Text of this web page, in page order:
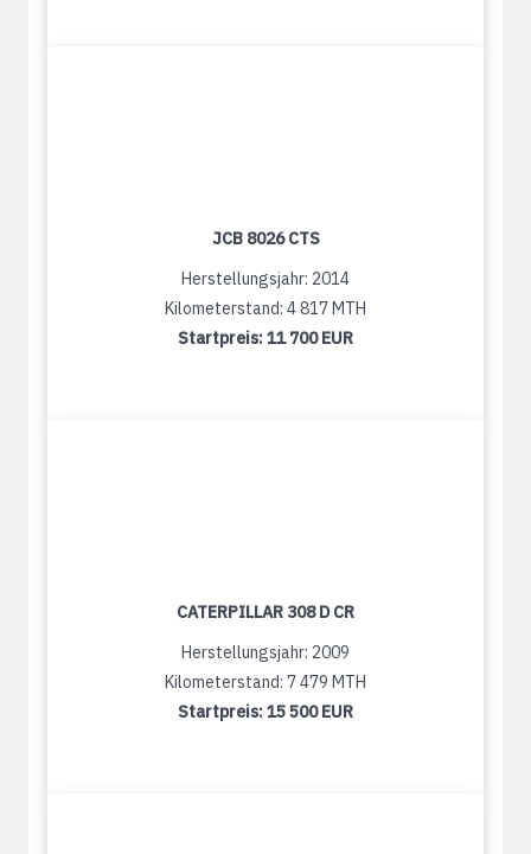
JCB 8026 CTS
Herstellungsjahr: 2014
Kilometerstand: 4 817 MTH
Startpreis:11 700 EUR
CATERPILLAR 308 D CR
Herstellungsjahr: 2009
Kilometerstand: 7 479 MTH
Startpreis:15 500 EUR